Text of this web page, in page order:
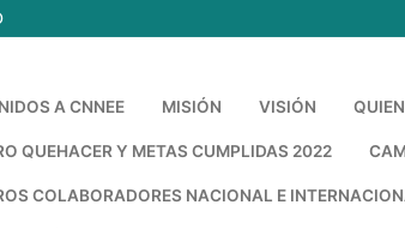
A CNNEE MISIÓN VISIÓN
QUEHACER Y METAS CUMPLIDAS 2022
COLABORADORES NACIONAL E